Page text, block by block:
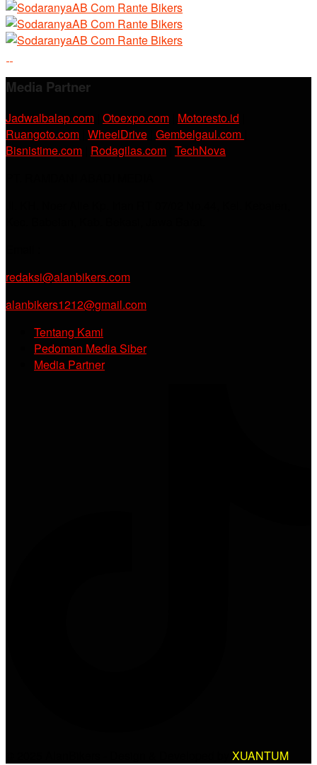
Media Partner
Jadwalbalap.com Otoexpo.com Motoresto.id
Ruangoto.com WheelDrive Gembelgaul.com
Bisnistime.com Rodagilas.com TechNova
redaksi@alanbikers.com
alanbikers1212@gmail.com
Tentang Kami
Pedoman Media Siber
Media Partner
XUANTUM